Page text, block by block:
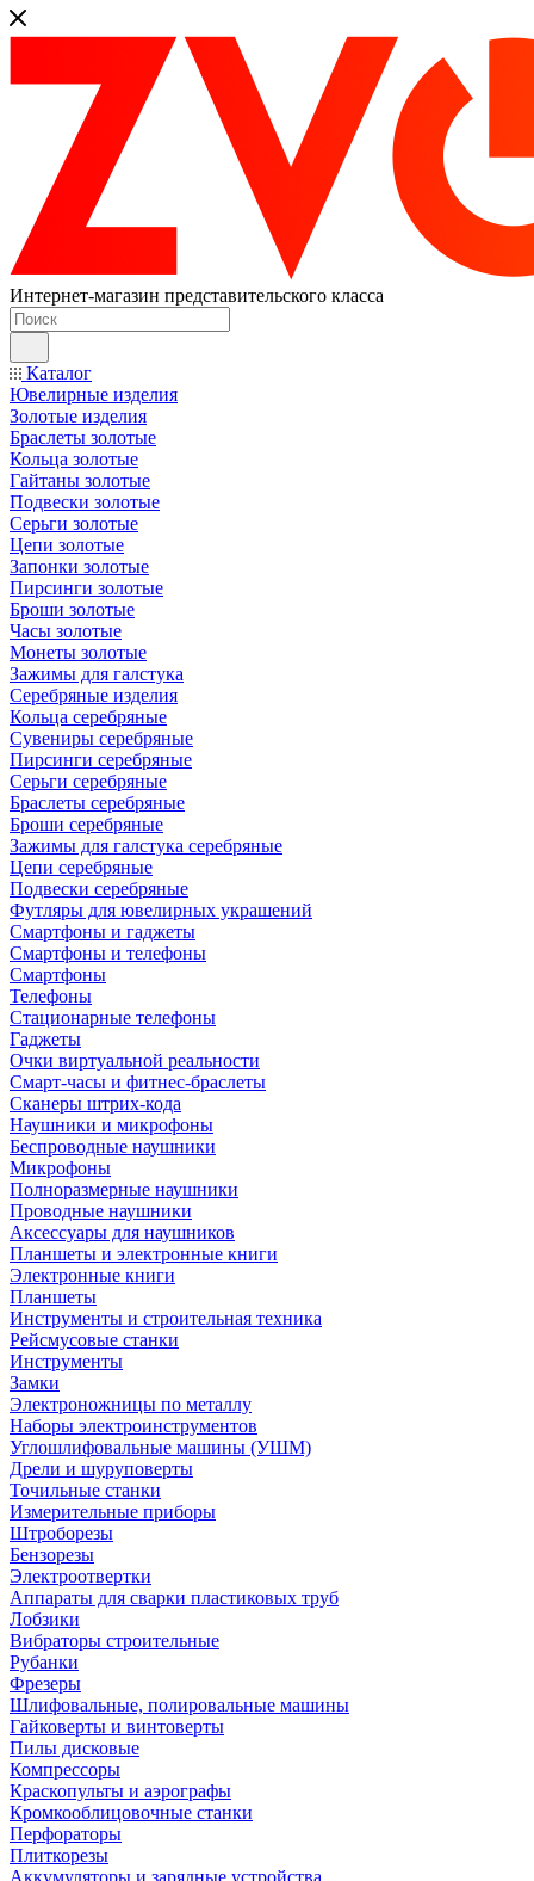
Интернет-магазин представительского класса
Каталог
Ювелирные изделия
Золотые изделия
Браслеты золотые
Кольца золотые
Гайтаны золотые
Подвески золотые
Серьги золотые
Цепи золотые
Запонки золотые
Пирсинги золотые
Броши золотые
Часы золотые
Монеты золотые
Зажимы для галстука
Серебряные изделия
Кольца серебряные
Сувениры серебряные
Пирсинги серебряные
Серьги серебряные
Браслеты серебряные
Броши серебряные
Зажимы для галстука серебряные
Цепи серебряные
Подвески серебряные
Футляры для ювелирных украшений
Смартфоны и гаджеты
Смартфоны и телефоны
Смартфоны
Телефоны
Стационарные телефоны
Гаджеты
Очки виртуальной реальности
Смарт-часы и фитнес-браслеты
Сканеры штрих-кода
Наушники и микрофоны
Беспроводные наушники
Микрофоны
Полноразмерные наушники
Проводные наушники
Аксессуары для наушников
Планшеты и электронные книги
Электронные книги
Планшеты
Инструменты и строительная техника
Рейсмусовые станки
Инструменты
Замки
Электроножницы по металлу
Наборы электроинструментов
Углошлифовальные машины (УШМ)
Дрели и шуруповерты
Точильные станки
Измерительные приборы
Штроборезы
Бензорезы
Электроотвертки
Аппараты для сварки пластиковых труб
Лобзики
Вибраторы строительные
Рубанки
Фрезеры
Шлифовальные, полировальные машины
Гайковерты и винтоверты
Пилы дисковые
Компрессоры
Краскопульты и аэрографы
Кромкооблицовочные станки
Перфораторы
Плиткорезы
Аккумуляторы и зарядные устройства